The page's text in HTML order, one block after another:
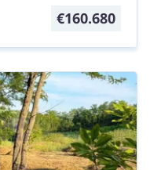
€160.680